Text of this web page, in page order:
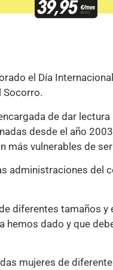
el Día
Socorro.
de dar
desde el año
más vulnerables de
administraciones del
diferentes tamaños
hemos dado y que
mujeres de